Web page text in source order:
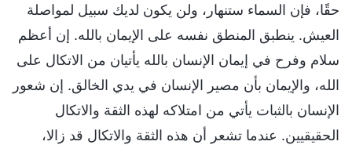
حقًا، فإن السماء ستنهار، ولن يكون لديك سبيل لمواصلة
العيش. ينطبق المنطق نفسه على الإيمان بالله. إن أعظم
سلام وفرح في إيمان الإنسان بالله يأتيان من الاتكال على
الله، والإيمان بأن مصير الإنسان في يدي الخالق. إن شعور
الإنسان بالثبات يأتي من امتلاكه لهذه الثقة والاتكال
الحقيقيين. عندما تشعر أن هذه الثقة والاتكال قد زالا،